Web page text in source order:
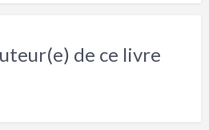
de ce livre